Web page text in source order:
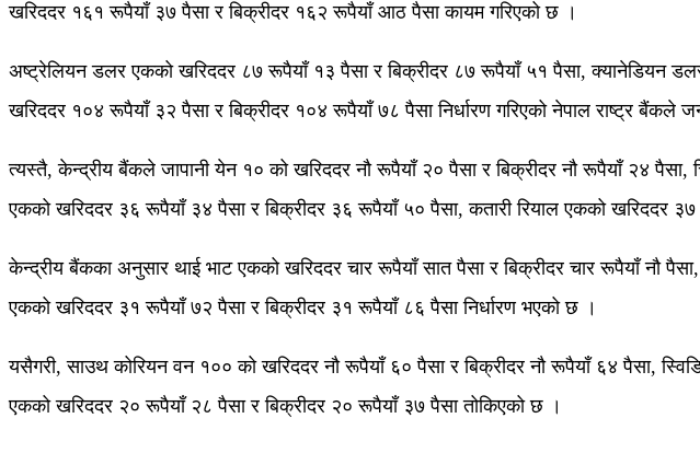
खरिददर १६१ रूपैयाँ ३७ पैसा र बिक्रीदर १६२ रूपैयाँ आठ पैसा कायम गरिएको छ ।
अष्ट्रेलियन डलर एकको खरिददर ८७ रूपैयाँ १३ पैसा र बिक्रीदर ८७ रूपैयाँ ५१ पैसा, क्यानेडियन
खरिददर १०४ रूपैयाँ ३२ पैसा र बिक्रीदर १०४ रूपैयाँ ७८ पैसा निर्धारण गरिएको नेपाल राष्ट्र बैंकले
त्यस्तै, केन्द्रीय बैंकले जापानी येन १० को खरिददर नौ रूपैयाँ २० पैसा र बिक्रीदर नौ रूपैयाँ २४
एकको खरिददर ३६ रूपैयाँ ३४ पैसा र बिक्रीदर ३६ रूपैयाँ ५० पैसा, कतारी रियाल एकको खरिददर
केन्द्रीय बैंकका अनुसार थाई भाट एकको खरिददर चार रूपैयाँ सात पैसा र बिक्रीदर चार रूपैयाँ नौ
एकको खरिददर ३१ रूपैयाँ ७२ पैसा र बिक्रीदर ३१ रूपैयाँ ८६ पैसा निर्धारण भएको छ ।
यसैगरी, साउथ कोरियन वन १०० को खरिददर नौ रूपैयाँ ६० पैसा र बिक्रीदर नौ रूपैयाँ ६४ पैसा,
एकको खरिददर २० रूपैयाँ २८ पैसा र बिक्रीदर २० रूपैयाँ ३७ पैसा तोकिएको छ ।